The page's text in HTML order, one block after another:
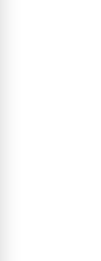
Scrapbooking,